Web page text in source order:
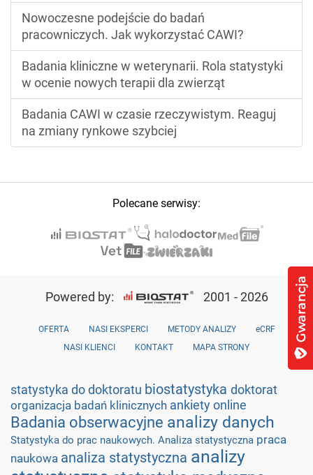
Nowoczesne podejście do badań
pracowniczych. Jak wykorzystać CAWI?
Badania kliniczne w weterynarii. Rola statystyki
w ocenie nowych terapii dla zwierząt
Badania CAWI w czasie rzeczywistym. Reaguj
na zmiany rynkowe szybciej
Polecane serwisy:
Powered by: 2001 - 2026
OFERTA NASI EKSPERCI METODY ANALIZY
eCRF
NASI KLIENCI
KONTAKT MAPA STRONY
statystyka do doktoratu biostatystyka doktorat
organizacja badań klinicznych ankiety online
Badania obserwacyjne analizy danych
Statystyka do prac naukowych. Analiza statystyczna praca
naukowa analiza statystyczna analizy